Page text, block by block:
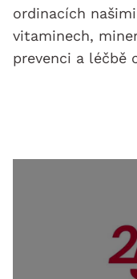
ordinacích
vitaminech,
prevenci a léčbě